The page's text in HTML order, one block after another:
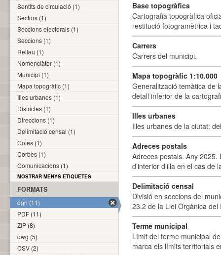
Base topogràfica
Cartografia topogràfica
restitució fotogramètrica i
Carrers
Carrers del municipi.
Mapa topogràfic 1:10.000
Generalització temàtica de
detall inferior de la
Illes urbanes
Illes urbanes de la ciutat:
Adreces postals
Adreces postals. Any 2025.
d’interior d’illa en el cas
Delimitació censal
Divisió en seccions del
23.2 de la Llei Orgànica
Terme municipal
Límit del terme municipal
marca els límits territorials
Sentits de circulació (1)
Sectors (1)
Seccions electorals (1)
Seccions (1)
Relleu (1)
Nomenclàtor (1)
Municipi (1)
Mapa topogràfic (1)
Illes urbanes (1)
Districtes (1)
Direccions (1)
Delimitació censal (1)
Cotes (1)
Corbes (1)
Comunicacions (1)
MOSTRAR MENYS ETIQUETES
FORMATS
dgn (11)
PDF (11)
ZIP (8)
dwg (5)
CSV (2)